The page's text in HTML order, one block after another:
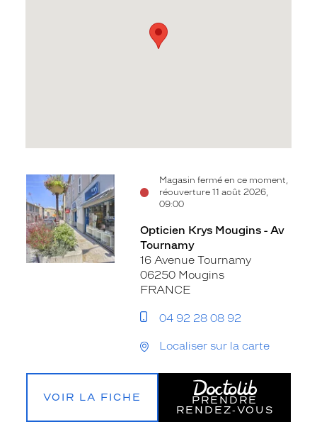
Magasin fermé en ce moment,
réouverture 11 août 2026,
09:00
Voir
la
fiche
Opticien Krys Mougins - Av
Tournamy
16 Avenue Tournamy
06250 Mougins
FRANCE
04 92 28 08 92
Localiser sur la carte
VOIR LA FICHE
PRENDRE
RENDEZ‑VOUS